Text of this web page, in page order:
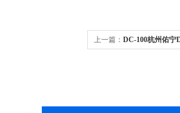
上一篇： DC-100杭州佑宁